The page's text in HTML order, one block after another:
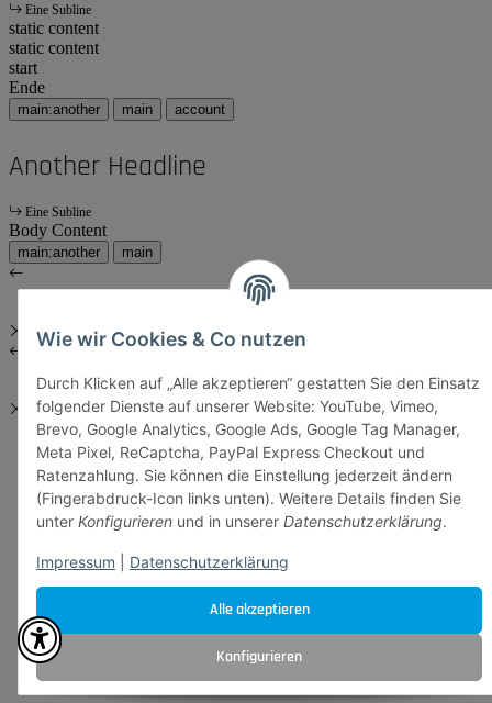
Alle akzeptieren
Konfigurieren
Wie wir Cookies & Co nutzen
Durch Klicken auf „Alle akzeptieren“ gestatten Sie den Einsatz
folgender Dienste auf unserer Website: YouTube, Vimeo,
Brevo, Google Analytics, Google Ads, Google Tag Manager,
Meta Pixel, ReCaptcha, PayPal Express Checkout und
Ratenzahlung. Sie können die Einstellung jederzeit ändern
(Fingerabdruck-Icon links unten). Weitere Details finden Sie
unter Konfigurieren und in unserer Datenschutzerklärung.
Impressum Datenschutzerklärung
Eine Subline
static content
static content
start
Ende
main:another main account
Another Headline
Eine Subline
Body Content
main:another main